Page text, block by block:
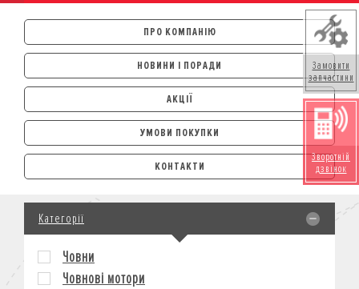
ПРО КОМПАНІЮ
НОВИНИ І ПОРАДИ
АКЦІЇ
УМОВИ ПОКУПКИ
АВТОМОБІЛІ
ЛІЗИНГ
КРЕДИТ
СТРАХУВАННЯ
КОРПОРАТИВНИМ КЛІЄНТАМ
МОТОЦИКЛИ
КОНТАКТИ
Замовити
запчастини
Зворотній
дзвінок
Категорії
Човни
Човнові мотори